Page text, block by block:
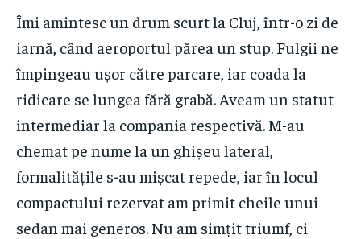
Îmi amintesc un drum scurt la Cluj, într-o zi de
iarnă, când aeroportul părea un stup. Fulgii ne
împingeau ușor către parcare, iar coada la
ridicare se lungea fără grabă. Aveam un statut
intermediar la compania respectivă. M-au
chemat pe nume la un ghișeu lateral,
formalitățile s-au mișcat repede, iar în locul
compactului rezervat am primit cheile unui
sedan mai generos. Nu am simțit triumf, ci